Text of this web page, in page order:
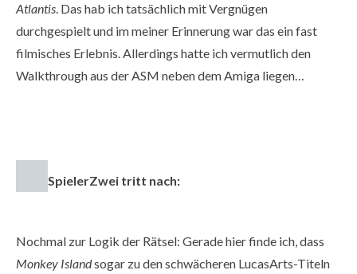
Atlantis. Das hab ich tatsächlich mit Vergnügen
durchgespielt und im meiner Erinnerung war das ein fast
filmisches Erlebnis. Allerdings hatte ich vermutlich den
Walkthrough aus der ASM neben dem Amiga liegen…
SpielerZwei tritt nach:
Nochmal zur Logik der Rätsel: Gerade hier finde ich, dass
Monkey Islandsogar zu den schwächeren LucasArts-Titeln